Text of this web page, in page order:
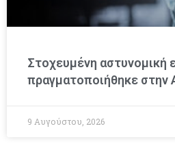
Στοχευμένη αστυνομική
πραγματοποιήθηκε στην
9 Αυγούστου, 2026